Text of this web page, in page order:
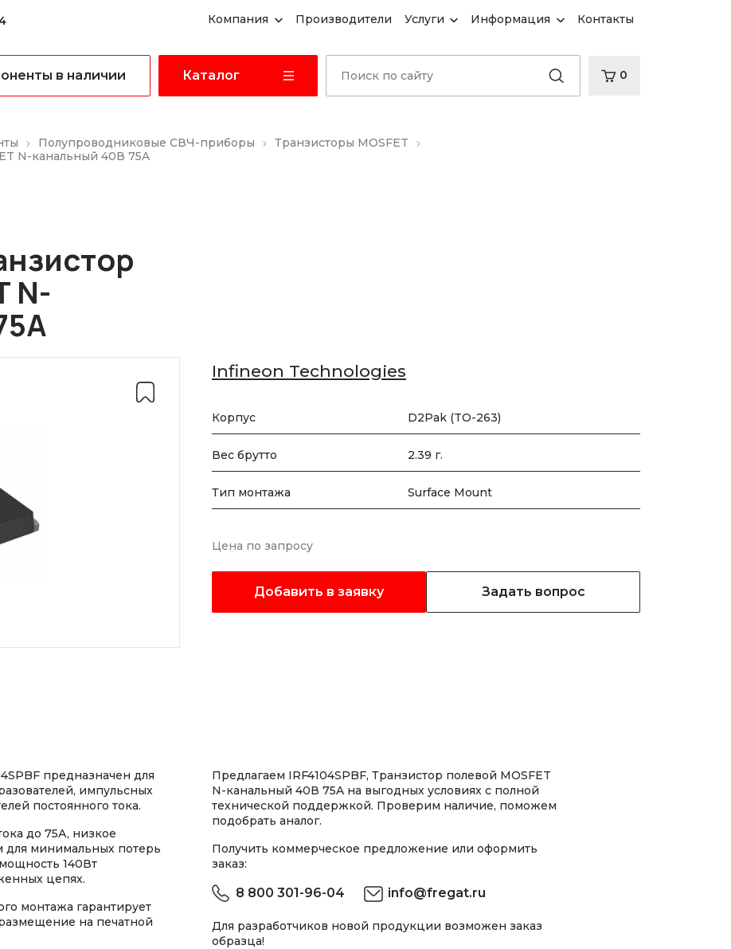
Компания Производители Услуги Информация Контакты
в наличии Каталог 0
Полупроводниковые СВЧ-приборы
Транзисторы MOSFET
N-канальный 40В 75A
N-
Infineon Technologies
Корпус D2Pak (TO-263)
Вес брутто 2.39 г.
Тип монтажа Surface Mount
Цена по запросу
Добавить в заявку Задать вопрос
предназначен для
импульсных
постоянного тока.
до 75А, низкое
для минимальных потерь
140Вт
цепях.
монтажа гарантирует
на печатной
Предлагаем IRF4104SPBF, Транзистор полевой MOSFET
N-канальный 40В 75A на выгодных условиях с полной
технической поддержкой. Проверим наличие, поможем
подобрать аналог.
Получить коммерческое предложение или оформить
заказ:
8 800 301-96-04 info@fregat.ru
Для разработчиков новой продукции возможен заказ
образца!